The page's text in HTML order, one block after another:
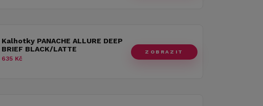
Kalhotky PANACHE ALLURE DEEP
BRIEF BLACK/LATTE
635 Kč
ZOBRAZIT